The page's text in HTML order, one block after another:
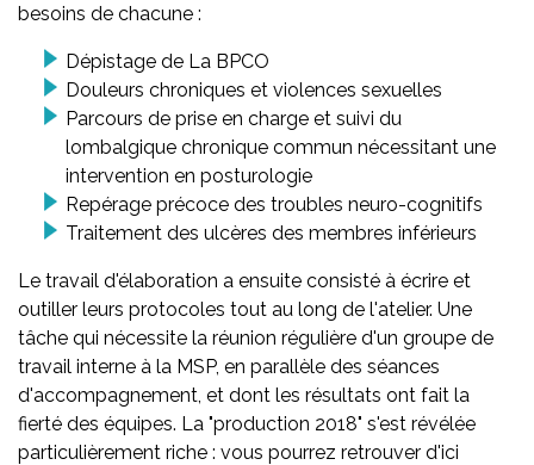
besoins de chacune :
Dépistage de La BPCO
Douleurs chroniques et violences sexuelles
Parcours de prise en charge et suivi du
lombalgique chronique commun nécessitant une
intervention en posturologie
Repérage précoce des troubles neuro-cognitifs
Traitement des ulcères des membres inférieurs
Le travail d'élaboration a ensuite consisté à écrire et
outiller leurs protocoles tout au long de l'atelier. Une
tâche qui nécessite la réunion régulière d'un groupe de
travail interne à la MSP, en parallèle des séances
d'accompagnement, et dont les résultats ont fait la
fierté des équipes. La "production 2018" s'est révélée
particulièrement riche : vous pourrez retrouver d'ici